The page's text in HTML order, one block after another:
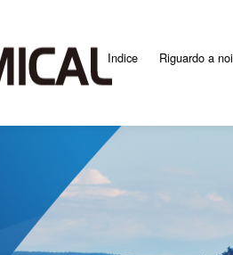
Indice Riguardo a noi